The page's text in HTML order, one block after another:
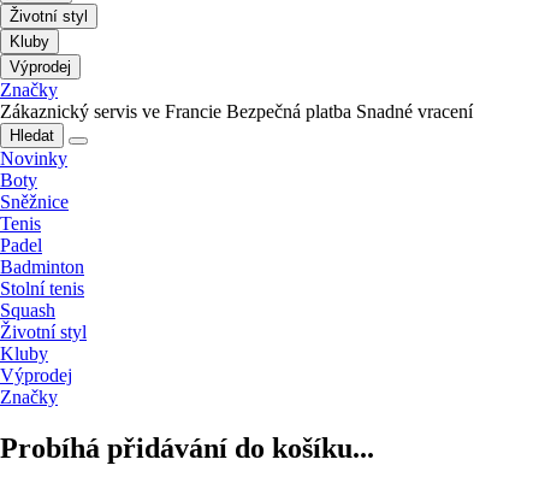
Životní styl
Kluby
Výprodej
Značky
Zákaznický servis ve Francie Bezpečná platba Snadné vracení
Hledat
Novinky
Boty
Sněžnice
Tenis
Padel
Badminton
Stolní tenis
Squash
Životní styl
Kluby
Výprodej
Značky
Probíhá přidávání do košíku...